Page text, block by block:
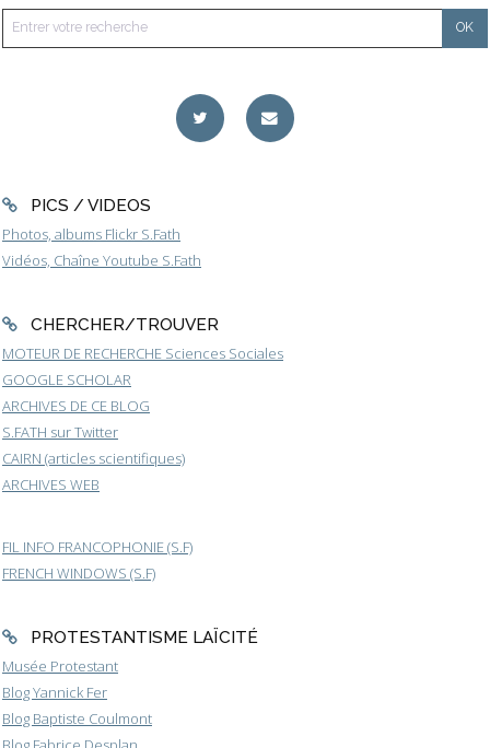
PICS / VIDEOS
Photos, albums Flickr S.Fath
Vidéos, Chaîne Youtube S.Fath
CHERCHER/TROUVER
MOTEUR DE RECHERCHE Sciences Sociales
GOOGLE SCHOLAR
ARCHIVES DE CE BLOG
S.FATH sur Twitter
CAIRN (articles scientifiques)
ARCHIVES WEB
FIL INFO FRANCOPHONIE (S.F)
FRENCH WINDOWS (S.F)
PROTESTANTISME LAÏCITÉ
Musée Protestant
Blog Yannick Fer
Blog Baptiste Coulmont